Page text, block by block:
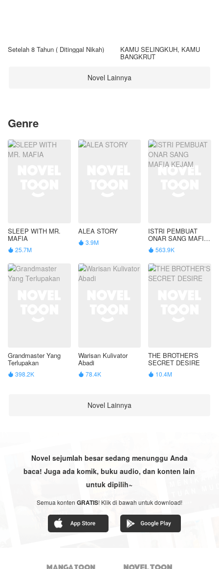
Setelah 8 Tahun ( Ditinggal Nikah) KAMU SELINGKUH, KAMU
BANGKRUT
Novel Lainnya
Genre
SLEEP WITH MR.
MAFIA
 25.7M
ALEA STORY
 3.9M
ISTRI PEMBUAT
ONAR SANG MAFIA
KEJAM
 563.9K
Grandmaster Yang
Terlupakan
 398.2K
Warisan Kulivator
Abadi
 78.4K
THE BROTHER'S
SECRET DESIRE
 10.4M
Novel Lainnya
Novel sejumlah besar sedang menunggu Anda
baca! Juga ada komik, buku audio, dan konten lain
untuk dipilih~
Semua konten GRATIS! Klik di bawah untuk download!